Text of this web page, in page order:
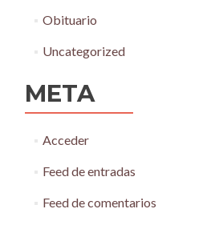
Obituario
Uncategorized
META
Acceder
Feed de entradas
Feed de comentarios